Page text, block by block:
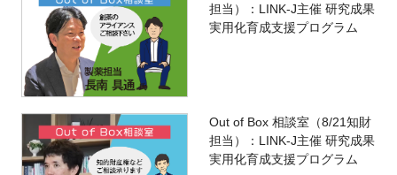
担当）：LINK-J主催 研究成果
実用化育成支援プログラム
Out of Box 相談室（8/21知財
担当）：LINK-J主催 研究成果
実用化育成支援プログラム